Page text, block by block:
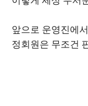
앞으로 운영진에
정회원은 무조건